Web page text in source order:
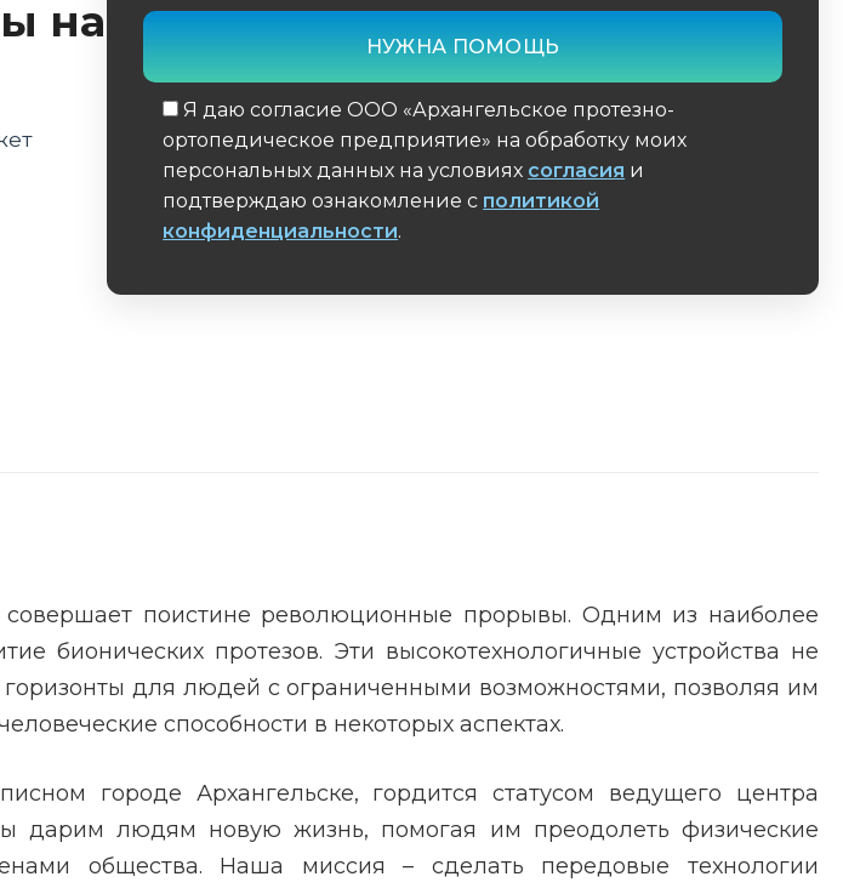
на
Я даю согласие ООО «Архангельское протезно-
ортопедическое предприятие» на обработку моих
персональных данных на условиях согласия и
подтверждаю ознакомление с политикой
конфиденциальности.
совершает поистине революционные прорывы. Одним из наиболее
бионических протезов. Эти высокотехнологичные устройства не
для людей с ограниченными возможностями, позволяя им
способности в некоторых аспектах.
городе Архангельске, гордится статусом ведущего центра
дарим людям новую жизнь, помогая им преодолеть физические
общества. Наша миссия – сделать передовые технологии